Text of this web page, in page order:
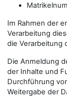
Im Rahmen der
Verarbeitung
die Verarbeitung
Die Anmeldung
der Inhalte und
Durchführung
Weitergabe der